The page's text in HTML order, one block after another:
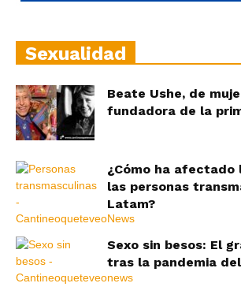
Sexualidad
Beate Ushe, de
fundadora de la
¿Cómo ha afectado
las personas
Latam?
Sexo sin besos: El
tras la pandemia